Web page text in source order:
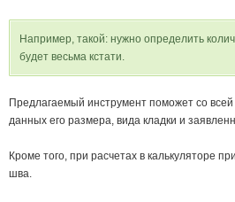
Например, такой: нужно определить
будет весьма кстати.
Предлагаемый инструмент поможет со
данных его размера, вида кладки и
Кроме того, при расчетах в калькуляторе
шва.